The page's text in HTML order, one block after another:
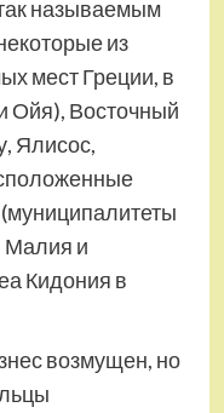
называемым
из
мест Греции, в
Ойя), Восточный
Ялисос,
Малия и
Кидония в
возмущен, но